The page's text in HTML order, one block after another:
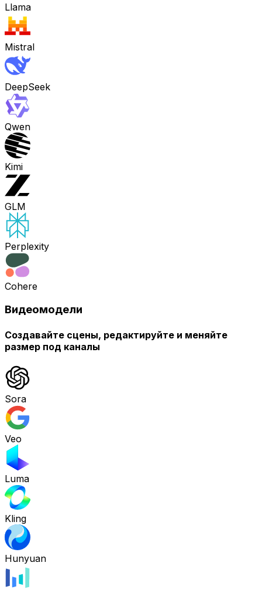
Llama
Mistral
DeepSeek
Qwen
Kimi
GLM
Perplexity
Cohere
Видеомодели
Создавайте сцены, редактируйте и меняйте
размер под каналы
Sora
Veo
Luma
Kling
Hunyuan